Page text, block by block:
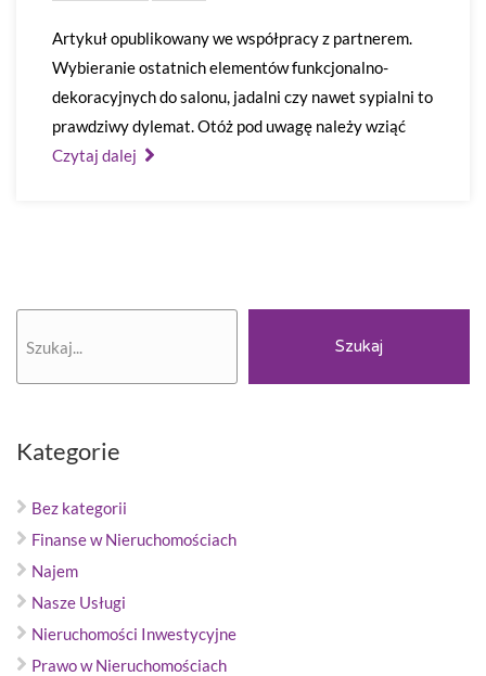
Artykuł opublikowany we współpracy z partnerem.
Wybieranie ostatnich elementów funkcjonalno-
dekoracyjnych do salonu, jadalni czy nawet sypialni to
prawdziwy dylemat. Otóż pod uwagę należy wziąć
Czytaj dalej
Szukaj
Kategorie
Bez kategorii
Finanse w Nieruchomościach
Najem
Nasze Usługi
Nieruchomości Inwestycyjne
Prawo w Nieruchomościach